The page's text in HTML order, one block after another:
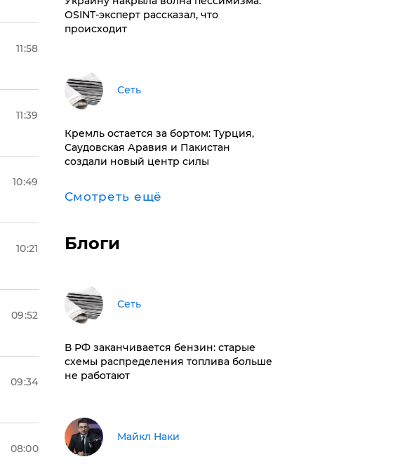
11:58
11:39
10:49
10:21
09:52
09:34
08:00
OSINT-эксперт рассказал, что
происходит
Сеть
​Кремль остается за бортом: Турция,
Саудовская Аравия и Пакистан
создали новый центр силы
Смотреть ещё
Блоги
Сеть
​В РФ заканчивается бензин: старые
схемы распределения топлива больше
не работают
Майкл Наки